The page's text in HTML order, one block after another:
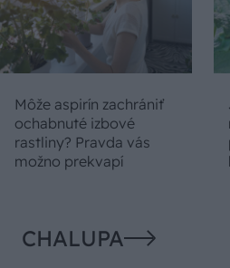
Môže aspirín zachrániť
ochabnuté izbové
rastliny? Pravda vás
možno prekvapí
CHALUPA